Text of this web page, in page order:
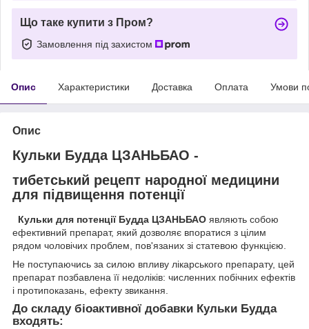
Що таке купити з Пром?
Замовлення під захистом
Опис Характеристики Доставка Оплата Умови
Опис
Кульки Будда ЦЗАНЬБАО -
тибетський рецепт народної медицини
для підвищення потенції
Кульки для потенції Будда ЦЗАНЬБАО являють собою
ефективний препарат, який дозволяє впоратися з цілим
рядом чоловічих проблем, пов'язаних зі статевою функцією.
Не поступаючись за силою впливу лікарського препарату, цей
препарат позбавлена її недоліків: численних побічних ефектів
і протипоказань, ефекту звикання.
До складу біоактивної добавки Кульки Будда
входять: